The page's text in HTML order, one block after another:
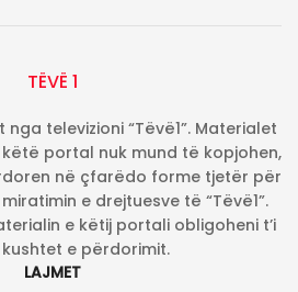
TËVË 1
televizioni “Tëvë1”. Materialet
portal nuk mund të kopjohen,
në çfarëdo forme tjetër për
e drejtuesve të “Tëvë1”.
e këtij portali obligoheni t’i
e përdorimit.
LAJMET